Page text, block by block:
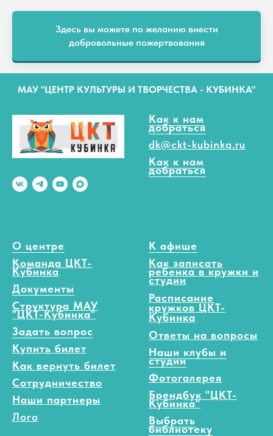
Здесь вы можете по желанию внести
добровольные пожертвования
МАУ "ЦЕНТР КУЛЬТУРЫ И ТВОРЧЕСТВА - КУБИНКА"
Как к нам
добраться
dk@ckt-kubinka.ru
Как к нам
добраться
О центре
Команда ЦКТ-
Кубинка
Документы
Структура МАУ
"ЦКТ-Кубинка"
Задать вопрос
Купить билет
Как вернуть билет
Сотрудничество
Наши партнеры
Лого
К афише
Как записать
ребенка в кружки и
студии
Расписание
кружков ЦКТ-
Кубинка
Ответы на вопросы
Наши клубы и
студии
Фотогалерея
Брендбук "ЦКТ-
Кубинка"
Выбрать
библиотеку